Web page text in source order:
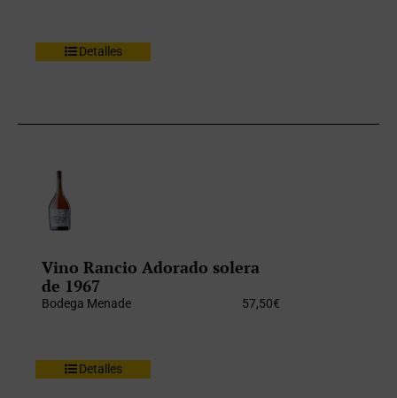
Detalles
Vino Rancio Adorado solera
de 1967
Bodega Menade 57,50€
Detalles